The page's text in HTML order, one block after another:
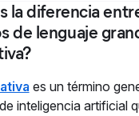
la diferencia
de lenguaje
es un término
inteligencia artificial